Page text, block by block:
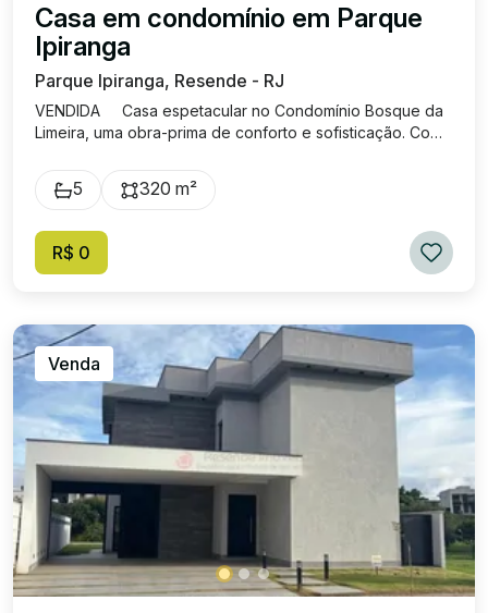
Casa em condomínio em Parque
Ipiranga
Parque Ipiranga, Resende - RJ
VENDIDA Casa espetacular no Condomínio Bosque da
Limeira, uma obra-prima de conforto e sofisticação. Com
cada detalhe desta casa foi projetado para oferecer
funcionalidade e conforto para seus moradores. O imóvel
e uma no piso térreo. Com um projeto moderno e
sofisticado, a ampla sala está integrada a cozinha e a
qualidade. A casa também oferece uma garagem
espaçosa com quatro vagas, sendo duas cobertas. Este
é um imóvel que combina perfeitamente luxo e
funcionalidade, ideal para quem deseja uma residência
exclusiva em uma localização privilegiada. O
Condomínio Bosque da Limeira oferece lazer completo,
com muita segurança em uma incrível localização. Casa
em fase final de obra.
5 320 m²
R$ 0
Venda